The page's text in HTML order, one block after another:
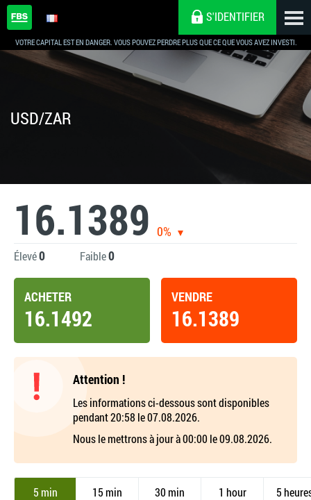
VOTRE CAPITAL EST EN DANGER. VOUS POUVEZ PERDRE PLUS QUE CE QUE VOUS AVEZ INVESTI.
S'IDENTIFIER
USD/ZAR
16.1389 0%
Élevé0 Faible0
ACHETER
16.1492
VENDRE
16.1389
Attention !
Les informations ci-dessous sont disponibles
pendant 20:58 le 07.08.2026.
Nous le mettrons à jour à 00:00 le 09.08.2026.
5 min 15 min 30 min 1 hour 5